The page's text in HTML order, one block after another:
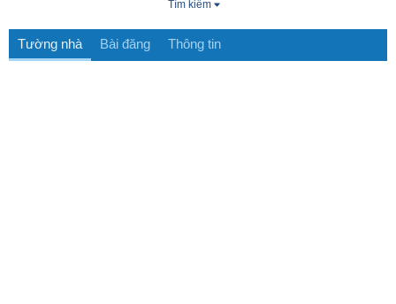
Tìm kiếm
Tường nhà Bài đăng Thông tin